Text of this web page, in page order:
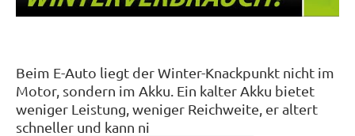
Beim E-Auto liegt der Winter-Knackpunkt nicht im
Motor, sondern im Akku. Ein kalter Akku bietet
weniger Leistung, weniger Reichweite, er altert
schneller und kann ni